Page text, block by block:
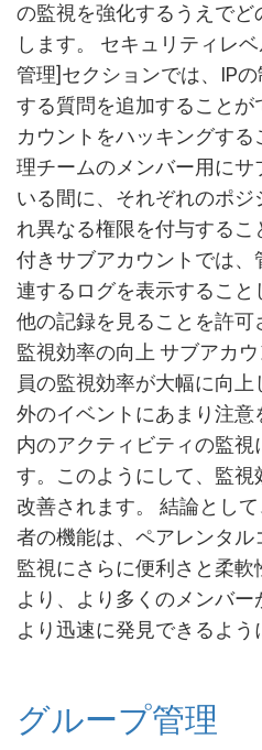
の監視を強化するうえでど
します。 セキュリティレ
管理]セクションでは、IP
する質問を追加すること
カウントをハッキングす
理チームのメンバー用に
いる間に、それぞれのポ
れ異なる権限を付与する
付きサブアカウントでは
連するログを表示するこ
他の記録を見ることを許可
監視効率の向上 サブアカ
員の監視効率が大幅に向
外のイベントにあまり注
内のアクティビティの監視
す。このようにして、監
改善されます。 結論とし
者の機能は、ペアレンタ
監視にさらに便利さと柔
より、より多くのメンバ
より迅速に発見できるよう
グループ管理